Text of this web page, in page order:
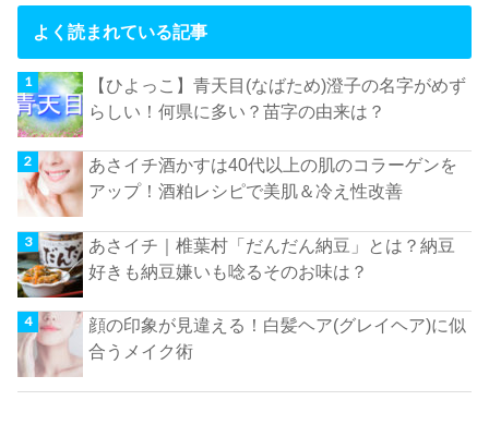
よく読まれている記事
【ひよっこ】青天目(なばため)澄子の名字がめず
らしい！何県に多い？苗字の由来は？
あさイチ酒かすは40代以上の肌のコラーゲンを
アップ！酒粕レシピで美肌＆冷え性改善
あさイチ｜椎葉村「だんだん納豆」とは？納豆
好きも納豆嫌いも唸るそのお味は？
顔の印象が見違える！白髪ヘア(グレイヘア)に似
合うメイク術